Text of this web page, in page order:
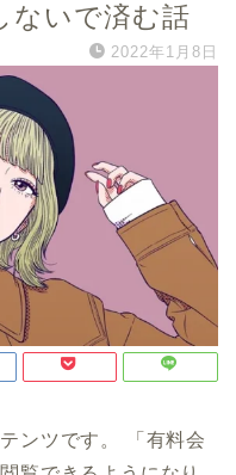
ないで済む話
2022年1月8日
ンツです。 「有料会